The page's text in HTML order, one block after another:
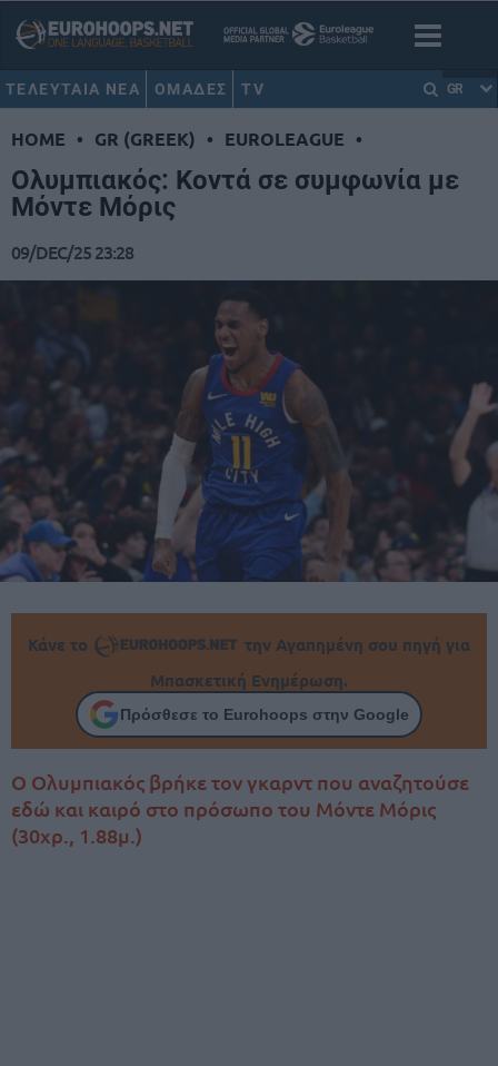
ΤΕΛΕΥΤΑΙΑ ΝΕΑ ΟΜΑΔΕΣ TV GR
HOME • GR (GREEK) • EUROLEAGUE •
Ολυμπιακός: Κοντά σε συμφωνία με
Μόντε Μόρις
09/DEC/25 23:28
Κάνε το
την Αγαπημένη σου πηγή για
Μπασκετική Ενημέρωση.
Πρόσθεσε το Eurohoops στην Google
Ο Ολυμπιακός βρήκε τον γκαρντ που αναζητούσε
εδώ και καιρό στο πρόσωπο του Μόντε Μόρις
(30χρ., 1.88μ.)